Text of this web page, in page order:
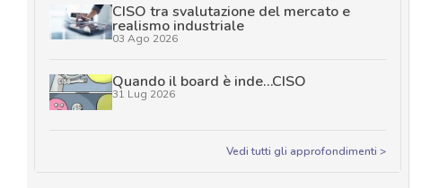
CISO tra svalutazione del mercato e
realismo industriale
03 Ago 2026
Quando il board è inde…CISO
31 Lug 2026
Vedi tutti gli approfondimenti >